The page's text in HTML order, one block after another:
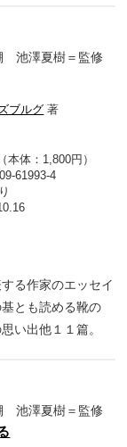
池澤夏樹＝監修
ブルグ 著
本体：1,800円）
61993-4
る作家のエッセイ
とも読める靴の
い出他１１篇。
池澤夏樹＝監修